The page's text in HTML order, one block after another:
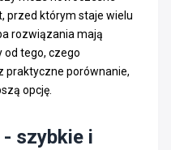
przed którym staje wielu
rozwiązania mają
od tego, czego
praktyczne porównanie,
opcję.
szybkie i